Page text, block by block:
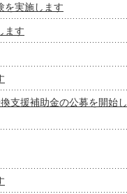
を実施します
ます
支援補助金の公募を開始